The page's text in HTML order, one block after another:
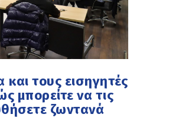
και τους εισηγητές
μπορείτε να τις
ζωντανά